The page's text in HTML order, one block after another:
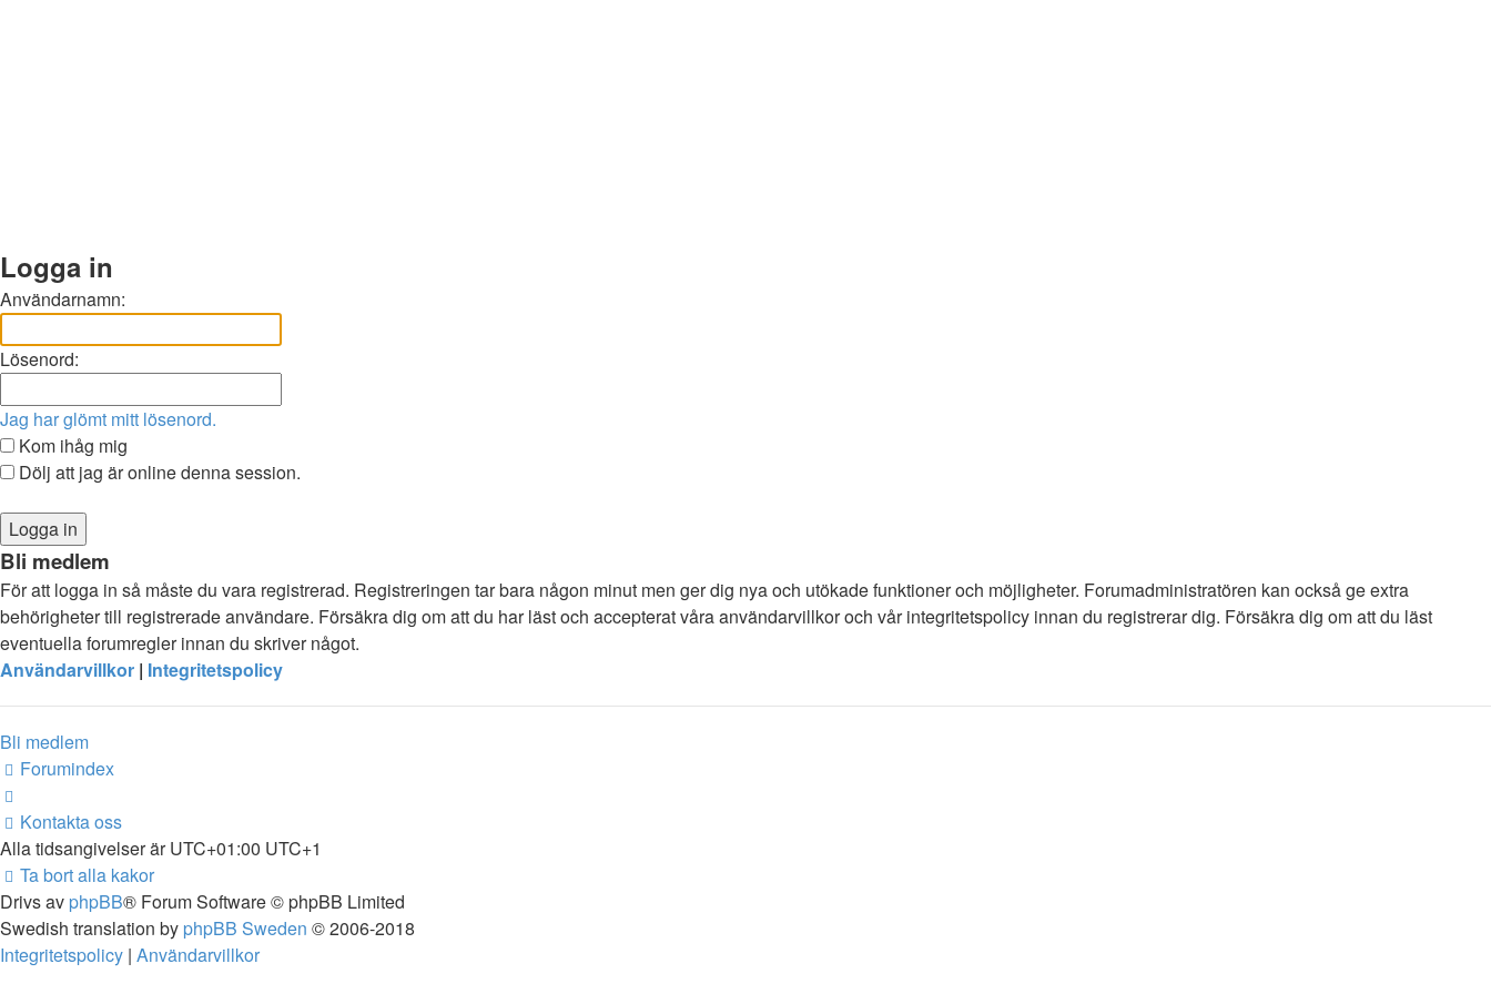
Logga in
Användarnamn:
Lösenord:
Jag har glömt mitt lösenord.
Kom ihåg mig
Dölj att jag är online denna session.
Bli medlem
För att logga in så måste du vara registrerad. Registreringen tar bara någon minut men ger dig nya och utökade funktioner och möjligheter. Forumadministratören kan också ge extra
behörigheter till registrerade användare. Försäkra dig om att du har läst och accepterat våra användarvillkor och vår integritetspolicy innan du registrerar dig. Försäkra dig om att du läst
eventuella forumregler innan du skriver något.
Användarvillkor | Integritetspolicy
Bli medlem
Forumindex
Kontakta oss
Alla tidsangivelser är UTC+01:00 UTC+1
Ta bort alla kakor
Drivs av phpBB® Forum Software © phpBB Limited
Swedish translation by phpBB Sweden © 2006-2018
Integritetspolicy | Användarvillkor